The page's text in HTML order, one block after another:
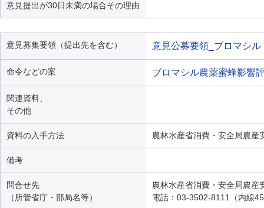
意見提出が30日未満の場合その理由
意見募集要領（提出先を含む） 意見公募要領_ブロマシル
命令などの案 ブロマシル農薬蜜蜂影響
関連資料、
その他
資料の入手方法 農林水産省消費・安全局農産
備考
問合せ先
（所管省庁・部局名等）
農林水産省消費・安全局農産
電話：03-3502-8111（内線